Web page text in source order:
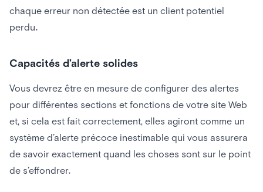
chaque erreur non détectée est un client potentiel
perdu.
Capacités d’alerte solides
Vous devrez être en mesure de configurer des alertes
pour différentes sections et fonctions de votre site Web
et, si cela est fait correctement, elles agiront comme un
système d’alerte précoce inestimable qui vous assurera
de savoir exactement quand les choses sont sur le point
de s’effondrer.